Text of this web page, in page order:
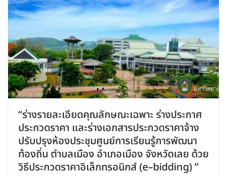
“ร่างรายละเอียดคุณลักษณะเฉพาะ ร่างประกาศ
ประกวดราคา และร่างเอกสารประกวดราคาจ้าง
ปรับปรุงห้องประชุมศูนย์การเรียนรู้การพัฒนา
ท้องถิ่น ตำบลเมือง อำเภอเมือง จังหวัดเลย ด้วย
วิธีประกวดราคาอิเล็กทรอนิกส์ (e–bidding) ”